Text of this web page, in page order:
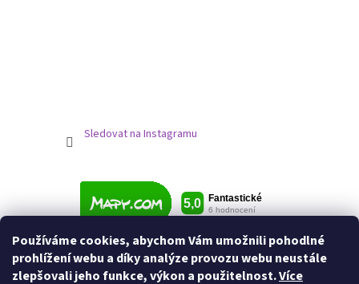
Používáme cookies, abychom Vám umožnili pohodlné
prohlížení webu a díky analýze provozu webu neustále
zlepšovali jeho funkce, výkon a použitelnost.Více
Sledovat na Instagramu